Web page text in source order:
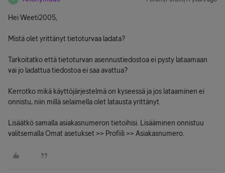
Hei Weeti2005,
Mistä olet yrittänyt tietoturvaa ladata?
Tarkoitatko että tietoturvan asennustiedostoa ei pysty lataamaan
vai jo ladattua tiedostoa ei saa avattua?
Kerrotko mikä käyttöjärjestelmä on kyseessä ja jos lataaminen ei
onnistu, niin millä selaimella olet latausta yrittänyt.
Lisäätkö samalla asiakasnumeron tietoihisi. Lisääminen onnistuu
valitsemalla Omat asetukset >> Profiili >> Asiakasnumero.